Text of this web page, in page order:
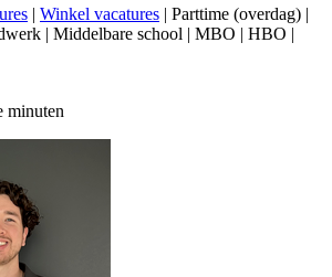
| Winkel vacatures | Parttime (overdag) |
| Middelbare school | MBO | HBO |
minuten